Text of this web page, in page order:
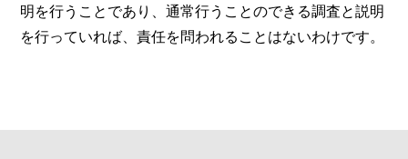
明を行うことであり、通常行うことのできる調査と説明
を行っていれば、責任を問われることはないわけです。